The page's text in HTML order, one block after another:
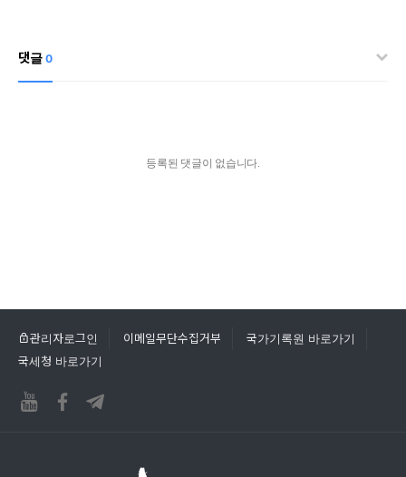
댓글 0
등록된 댓글이 없습니다.
관리자로그인 이메일무단수집거부
국가기록원 바로가기
국세청 바로가기